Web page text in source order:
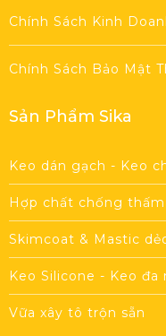
Chính Sách Kinh
Chính Sách Bảo Mật
Sản Phẩm Sika
Keo dán gạch - Keo
Hợp chất chống
Skimcoat & Mastic
Keo Silicone - Keo đa
Vữa xây tô trộn sẵn